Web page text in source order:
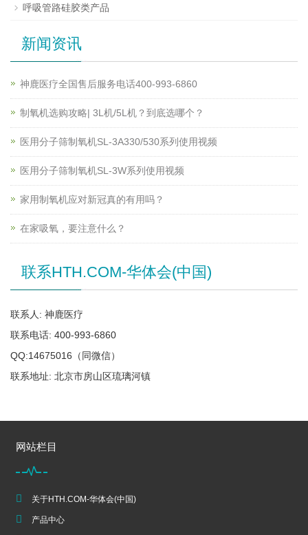
呼吸管路硅胶类产品
新闻资讯
神鹿医疗全国售后服务电话400-993-6860
制氧机选购攻略| 3L机/5L机？到底选哪个？
医用分子筛制氧机SL-3A330/530系列使用视频
医用分子筛制氧机SL-3W系列使用视频
家用制氧机应对新冠真的有用吗？
在家吸氧，要注意什么？
联系HTH.COM-华体会(中国)
联系人: 神鹿医疗
联系电话: 400-993-6860
QQ:14675016（同微信）
联系地址: 北京市房山区琉璃河镇
网站栏目
关于HTH.COM-华体会(中国)
产品中心